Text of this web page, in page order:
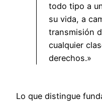
todo tipo a
su vida, a
transmisión
cualquier
derechos.»
Lo que distingue